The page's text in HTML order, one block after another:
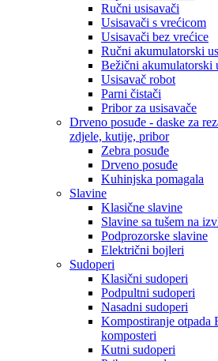
Ručni usisavači
Usisavači s vrećicom
Usisavači bez vrećice
Ručni akumulatorski
Bežični akumulatorski
Usisavač robot
Parni čistači
Pribor za usisavače
Drveno posuđe - daske za
zdjele, kutije, pribor
Zebra posuđe
Drveno posuđe
Kuhinjska pomagala
Slavine
Klasične slavine
Slavine sa tušem na
Podprozorske slavine
Električni bojleri
Sudoperi
Klasični sudoperi
Podpultni sudoperi
Nasadni sudoperi
Kompostiranje otpada
komposteri
Kutni sudoperi